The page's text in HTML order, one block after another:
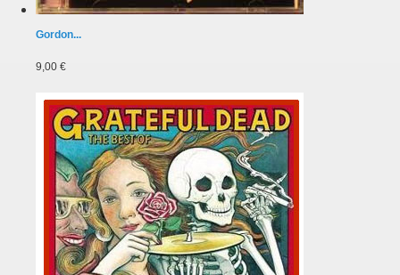
Gordon...
9,00 €